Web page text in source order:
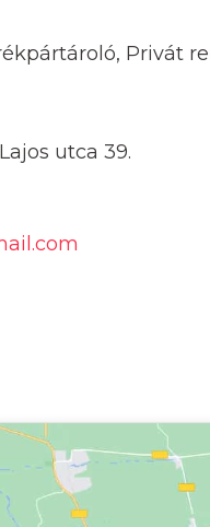
Privát
utca 39.